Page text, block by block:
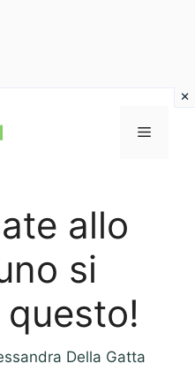
MENU
allo
si
Della Gatta